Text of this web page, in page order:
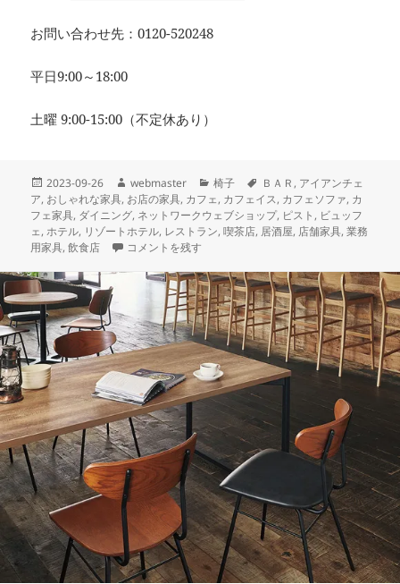
お問い合わせ先：0120-520248
平日9:00～18:00
土曜 9:00-15:00（不定休あり）
投
稿
日:
2023-09-26
作
成
者
webmaster
カ
テ
ゴ
リ
椅子
タ
グ
ＢＡＲ , アイアンチェ
ア, おしゃれな家具, お店の家具, カフェ, カフェイス, カフェソファ, カ
フェ家具, ダイニング, ネットワークウェブショップ, ピスト , ビュッフ
ェ,ホテル, リゾートホテル, レストラン,喫茶店, 居酒屋, 店舗家具,業務
用家具,飲食店 本日納品の店舗家具 カフェにおすすめのヴィンテー
コメントを残す